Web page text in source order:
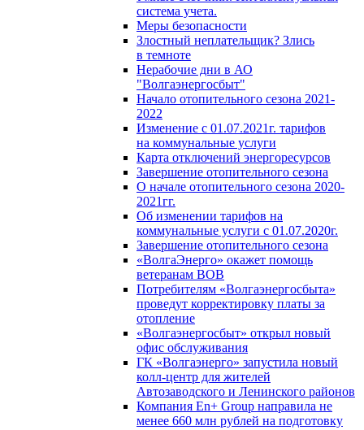
система учета.
Меры безопасности
Злостный неплательщик? Злись
в темноте
Нерабочие дни в АО
"Волгаэнергосбыт"
Начало отопительного сезона 2021-
2022
Изменение с 01.07.2021г. тарифов
на коммунальные услуги
Карта отключений энергоресурсов
Завершение отопительного сезона
О начале отопительного сезона 2020-
2021гг.
Об изменении тарифов на
коммунальные услуги с 01.07.2020г.
Завершение отопительного сезона
«ВолгаЭнерго» окажет помощь
ветеранам ВОВ
Потребителям «Волгаэнергосбыта»
проведут корректировку платы за
отопление
«Волгаэнергосбыт» открыл новый
офис обслуживания
ГК «Волгаэнерго» запустила новый
колл-центр для жителей
Автозаводского и Ленинского районов
Компания En+ Group направила не
менее 660 млн рублей на подготовку